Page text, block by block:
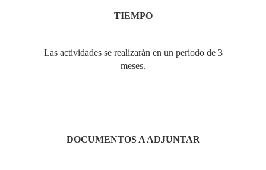
TIEMPO
Las actividades se realizarán en un periodo de 3
meses.
DOCUMENTOS A ADJUNTAR